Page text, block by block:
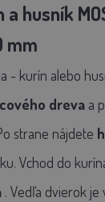
husník
mm
- kurín alebo
dreva a
strane nájdete
Vchod do
. Vedľa dvierok je